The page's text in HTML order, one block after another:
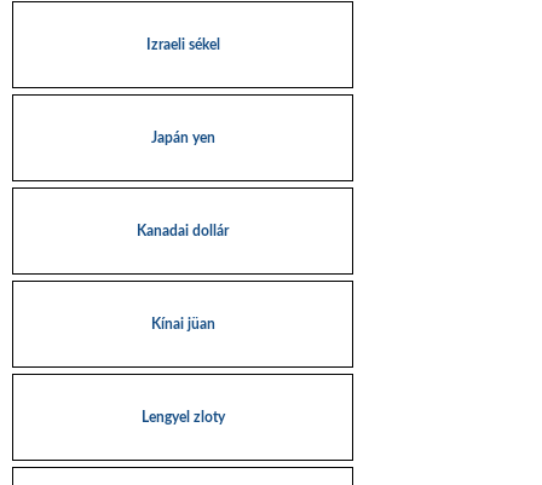
Izraeli sékel
Japán yen
Kanadai dollár
Kínai jüan
Lengyel zloty